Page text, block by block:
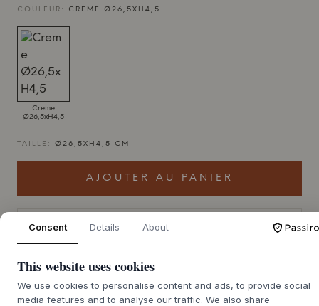
COULEUR: CREME Ø26,5XH4,5
Creme
Ø26,5xH4,5
TAILLE: Ø26,5XH4,5 CM
AJOUTER AU PANIER
Commande en
jours
Consent Details About
This website uses cookies
We use cookies to personalise content and ads, to provide social
media features and to analyse our traffic. We also share